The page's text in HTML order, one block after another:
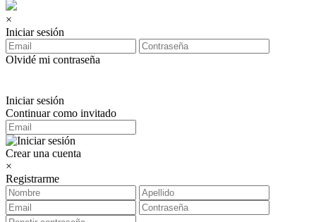
×
Iniciar sesión
Olvidé mi contraseña
Iniciar sesión
Continuar como invitado
Crear una cuenta
×
Registrarme